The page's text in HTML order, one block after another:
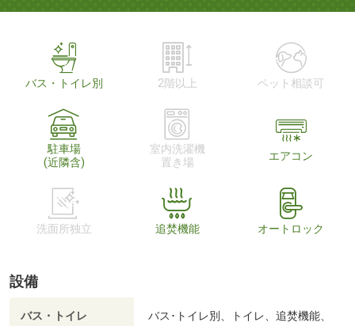
バス・トイレ別 2階以上 ペット相談可
駐車場
(近隣含)
室内洗濯機
置き場
エアコン
洗面所独立 追焚機能 オートロック
設備
バス・トイレ
バス･トイレ別、トイレ、追焚機能、